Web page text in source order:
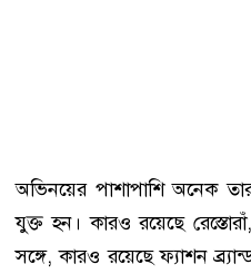
অভিনয়ের পাশাপাশি অনেক
যুক্ত হন। কারও রয়েছে
সঙ্গে, কারও রয়েছে ফ্যাশন